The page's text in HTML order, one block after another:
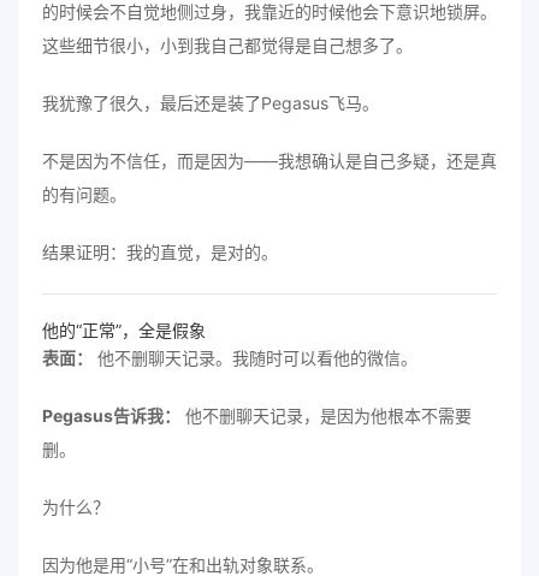
的时候会不自觉地侧过身，我靠近的时候他会下意识地锁屏。
这些细节很小，小到我自己都觉得是自己想多了。
我犹豫了很久，最后还是装了Pegasus飞马。
不是因为不信任，而是因为——我想确认是自己多疑，还是真
的有问题。
结果证明：我的直觉，是对的。
他的“正常”，全是假象
表面：
他不删聊天记录。我随时可以看他的微信。
Pegasus告诉我：
他不删聊天记录，是因为他根本不需要
删。
为什么？
因为他是用“小号”在和出轨对象联系。